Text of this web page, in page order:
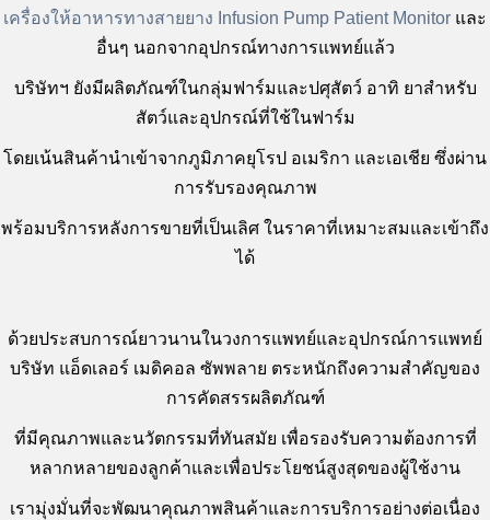
เครื่องให้อาหารทางสายยาง Infusion Pump Patient Monitor และ
อื่นๆ นอกจากอุปกรณ์ทางการแพทย์แล้ว
บริษัทฯ ยังมีผลิตภัณฑ์ในกลุ่มฟาร์มและปศุสัตว์ อาทิ ยาสำหรับ
สัตว์และอุปกรณ์ที่ใช้ในฟาร์ม
โดยเน้นสินค้านำเข้าจากภูมิภาคยุโรป อเมริกา และเอเชีย ซึ่งผ่าน
การรับรองคุณภาพ
พร้อมบริการหลังการขายที่เป็นเลิศ ในราคาที่เหมาะสมและเข้าถึง
ได้
ด้วยประสบการณ์ยาวนานในวงการแพทย์และอุปกรณ์การแพทย์
บริษัท แอ็ดเลอร์ เมดิคอล ซัพพลาย ตระหนักถึงความสำคัญของ
การคัดสรรผลิตภัณฑ์
ที่มีคุณภาพและนวัตกรรมที่ทันสมัย เพื่อรองรับความต้องการที่
หลากหลายของลูกค้าและเพื่อประโยชน์สูงสุดของผู้ใช้งาน
เรามุ่งมั่นที่จะพัฒนาคุณภาพสินค้าและการบริการอย่างต่อเนื่อง